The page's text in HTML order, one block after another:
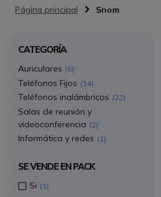
Página principal Snom
CATEGORÍA
Auriculares 6
Teléfonos Fijos 34
Teléfonos inalámbricos 22
Salas de reunión y
videoconferencia
2
Informática y redes 1
SE VENDE EN PACK
Si 1